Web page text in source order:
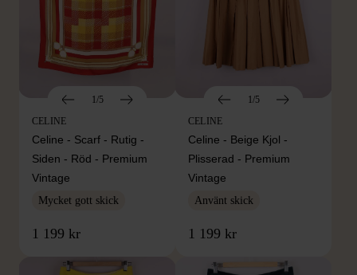
1/5
CELINE
Celine - Scarf - Rutig -
Siden - Röd - Premium
Vintage
Mycket gott skick
1 199 kr
1/5
CELINE
Celine - Beige Kjol -
Plisserad - Premium
Vintage
Använt skick
1 199 kr